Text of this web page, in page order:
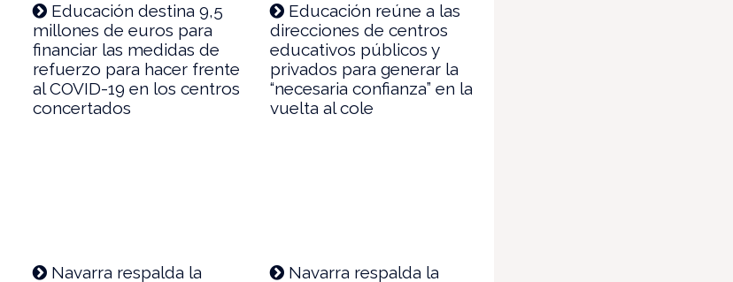
Educación destina 9,5
millones de euros para
financiar las medidas de
refuerzo para hacer frente
al COVID-19 en los centros
concertados
Educación reúne a las
direcciones de centros
educativos públicos y
privados para generar la
“necesaria confianza” en la
vuelta al cole
Navarra respalda la
Navarra respalda la